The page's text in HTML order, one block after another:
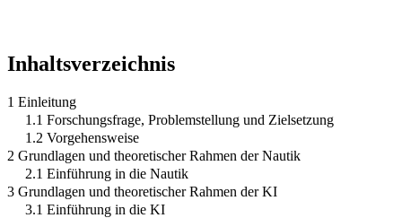
Inhaltsverzeichnis
1 Einleitung
1.1 Forschungsfrage, Problemstellung und Zielsetzung
1.2 Vorgehensweise
2 Grundlagen und theoretischer Rahmen der Nautik
2.1 Einführung in die Nautik
3 Grundlagen und theoretischer Rahmen der KI
3.1 Einführung in die KI